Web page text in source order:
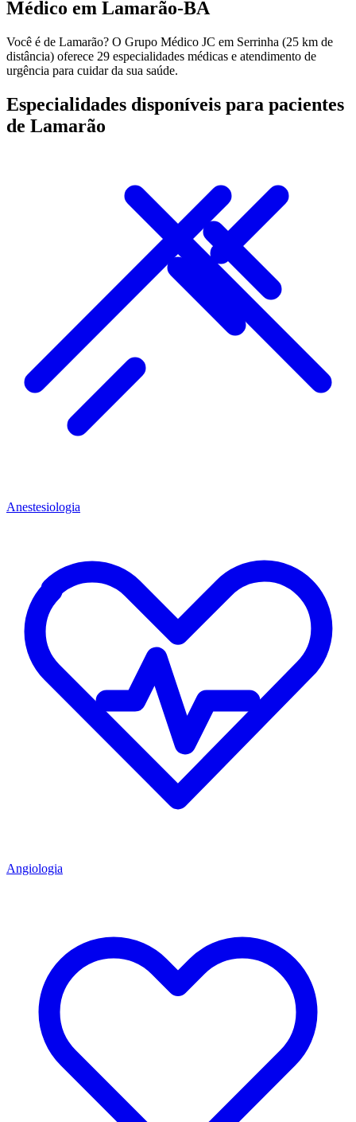
Médico em Lamarão-BA
Você é de Lamarão? O Grupo Médico JC em Serrinha (25 km de
distância) oferece 29 especialidades médicas e atendimento de
urgência para cuidar da sua saúde.
Especialidades disponíveis para pacientes
de Lamarão
Anestesiologia
Angiologia